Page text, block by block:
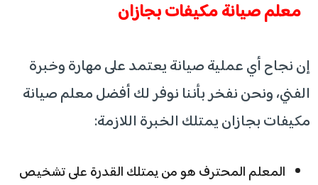
معلم صيانة مكيفات بجازان
إن نجاح أي عملية صيانة يعتمد على مهارة وخبرة
الفني، ونحن نفخر بأننا نوفر لك أفضل معلم صيانة
مكيفات بجازان يمتلك الخبرة اللازمة:
المعلم المحترف هو من يمتلك القدرة على تشخيص